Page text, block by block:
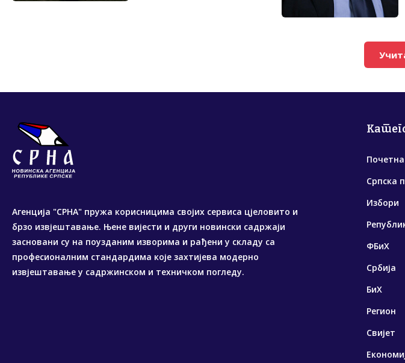
Агенција "СРНА" пружа корисницима својих сервиса цјеловито и
брзо извјештавање. Њене вијести и други новински садржаји
засновани су на поузданим изворима и рађени у складу са
професионалним стандардима које захтијева модерно
извјештавање у садржинском и техничком погледу.
Почетна
Српска
Избори
ФБиХ
Србија
БиХ
Регион
Свијет